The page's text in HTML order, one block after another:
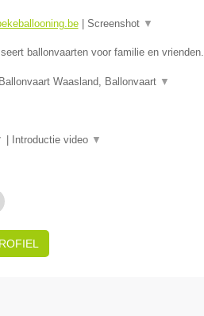
| Screenshot ▼
ballonvaarten voor familie en vrienden.
Waasland, Ballonvaart ▼
Introductie video ▼